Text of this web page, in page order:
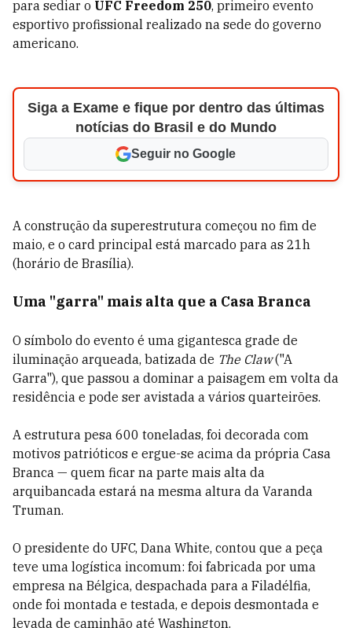
para sediar o UFC Freedom 250, primeiro evento
esportivo profissional realizado na sede do governo
americano.
Siga a Exame e fique por dentro das últimas
notícias do Brasil e do Mundo
Seguir no Google
A construção da superestrutura começou no fim de
maio, e o card principal está marcado para as 21h
(horário de Brasília).
Uma "garra" mais alta que a Casa Branca
O símbolo do evento é uma gigantesca grade de
iluminação arqueada, batizada de The Claw("A
Garra"), que passou a dominar a paisagem em volta da
residência e pode ser avistada a vários quarteirões.
A estrutura pesa 600 toneladas, foi decorada com
motivos patrióticos e ergue-se acima da própria Casa
Branca — quem ficar na parte mais alta da
arquibancada estará na mesma altura da Varanda
Truman.
O presidente do UFC, Dana White, contou que a peça
teve uma logística incomum: foi fabricada por uma
empresa na Bélgica, despachada para a Filadélfia,
onde foi montada e testada, e depois desmontada e
levada de caminhão até Washington.